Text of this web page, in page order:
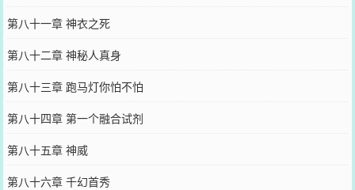
第八十一章 神衣之死
第八十二章 神秘人真身
第八十三章 跑马灯你怕不怕
第八十四章 第一个融合试剂
第八十五章 神威
第八十六章 千幻首秀